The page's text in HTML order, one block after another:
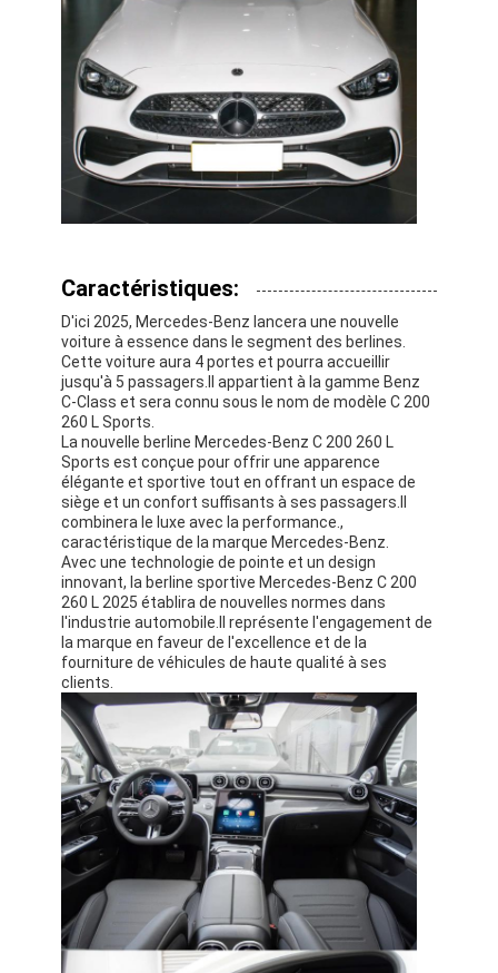
À la maison
Produits
Vidéos
À propos de nous
Visite de l'usine
Nous contacter
Pour les véhicules électriques
Mercedes Benz, voiture de sport
Le SUV Mercedes Benz
Voiture électrique Mercedes Benz
Caractéristiques:
D'ici 2025, Mercedes-Benz lancera une nouvelle
voiture à essence dans le segment des berlines.
Cette voiture aura 4 portes et pourra accueillir
jusqu'à 5 passagers.Il appartient à la gamme Benz
C-Class et sera connu sous le nom de modèle C 200
260 L Sports.
La nouvelle berline Mercedes-Benz C 200 260 L
Sports est conçue pour offrir une apparence
élégante et sportive tout en offrant un espace de
siège et un confort suffisants à ses passagers.Il
combinera le luxe avec la performance.,
caractéristique de la marque Mercedes-Benz.
Avec une technologie de pointe et un design
innovant, la berline sportive Mercedes-Benz C 200
260 L 2025 établira de nouvelles normes dans
l'industrie automobile.Il représente l'engagement de
la marque en faveur de l'excellence et de la
fourniture de véhicules de haute qualité à ses
clients.